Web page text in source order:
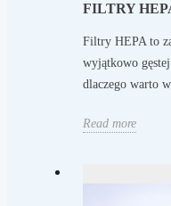
FILTRY
Filtry HEPA to
wyjątkowo
dlaczego warto
Read more